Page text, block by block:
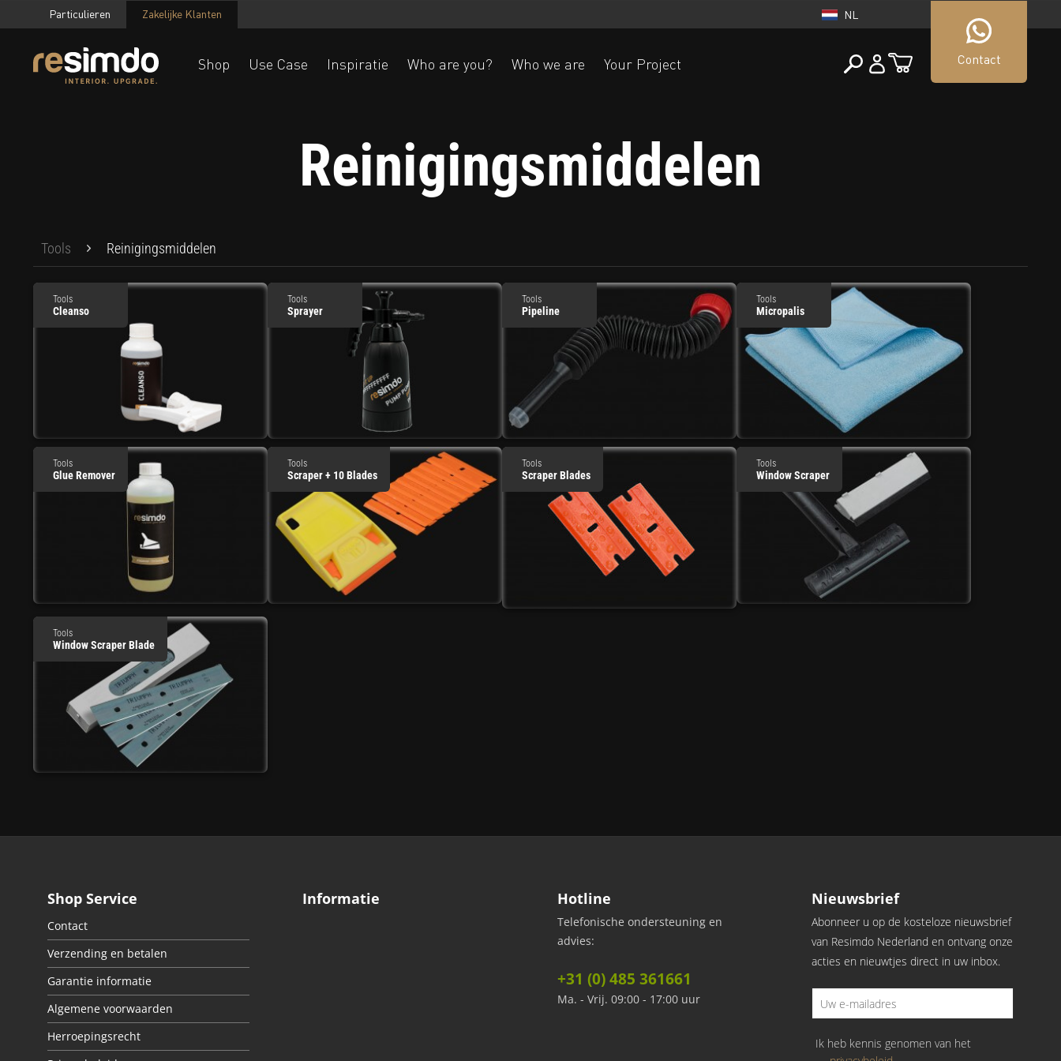
Particulieren Zakelijke Klanten NL
Aktueller Shop
Contact
Shop Use Case Inspiratie Who are you? Who we are Your Project
Reinigingsmiddelen
Tools Reinigingsmiddelen
Tools
Cleanso
Tools
Sprayer
Tools
Pipeline
Tools
Micropalis
Tools
Glue Remover
Tools
Scraper + 10 Blades
Tools
Scraper Blades
Tools
Window Scraper
Tools
Window Scraper Blade
Shop Service
Contact
Verzending en betalen
Garantie informatie
Algemene voorwaarden
Herroepingsrecht
Informatie Hotline
Telefonische ondersteuning en
advies:
+31 (0) 485 361661
Ma. - Vrij. 09:00 - 17:00 uur
Nieuwsbrief
Abonneer u op de kosteloze nieuwsbrief
van Resimdo Nederland en ontvang onze
acties en nieuwtjes direct in uw inbox.
Ik heb kennis genomen van het